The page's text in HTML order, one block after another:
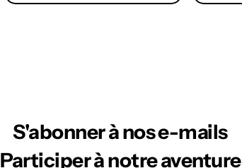
S'abonner à nos e-mails
Participer à notre aventure